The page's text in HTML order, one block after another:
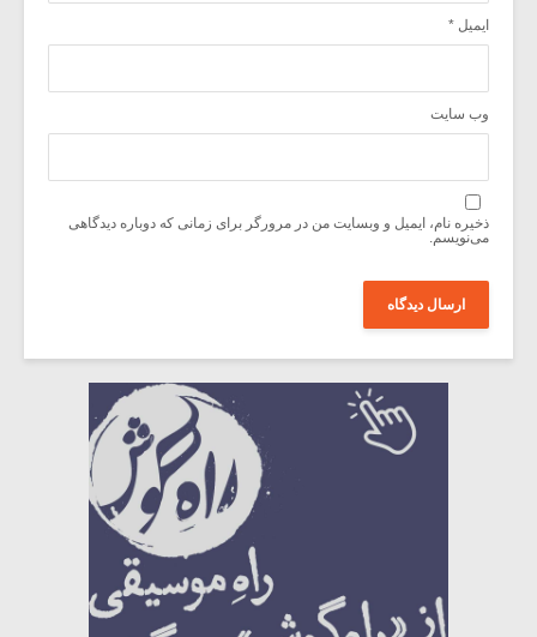
ایمیل *
وب‌ سایت
ذخیره نام، ایمیل و وبسایت من در مرورگر برای زمانی که دوباره دیدگاهی
می‌نویسم.